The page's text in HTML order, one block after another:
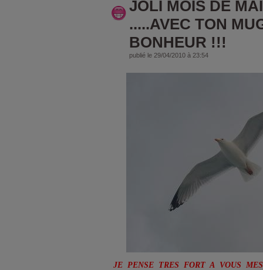
JOLI MOIS DE
.....AVEC TON
BONHEUR !!!
publié le 29/04/2010 à 23:54
JE PENSE TRES FORT A VOUS